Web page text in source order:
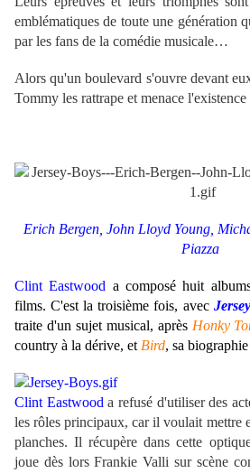
emblématiques de toute une génération
par les fans de la comédie musicale…
Alors qu'un boulevard s'ouvre devant
Tommy les rattrape et menace
Erich Bergen, John Lloyd Young,
Piazza
Clint Eastwood a composé huit
films. C'est la troisième fois, avec
traite d'un sujet musical, après Honky
country à la dérive, et Bird, sa
Clint Eastwood a refusé d'utiliser des
les rôles principaux, car il voulait mettre
planches. Il récupère dans cette
joue dès lors Frankie Valli sur scène